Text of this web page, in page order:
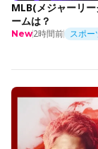
MLB(メジャーリ
ームは？
New2時間前 スポー